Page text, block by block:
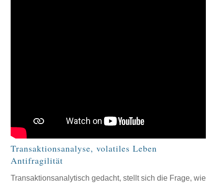
Transaktionsanalyse, volatiles Leben
Antifragilität
Transaktionsanalytisch gedacht, stellt sich die Frage, wie